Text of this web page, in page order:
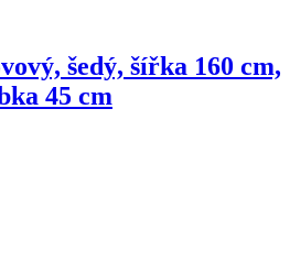
šedý, šířka 160 cm,
45 cm